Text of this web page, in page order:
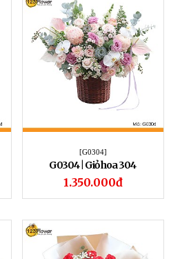
[G0304]
G0304 | Giỏ hoa 304
1.350.000đ